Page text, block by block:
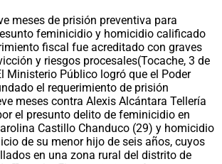
meses de prisión preventiva para
feminicidio y homicidio calificado
fiscal fue acreditado con graves
y riesgos procesales(Tocache, 3 de
Ministerio Público logró que el Poder
el requerimiento de prisión
meses contra Alexis Alcántara Tellería
el presunto delito de feminicidio en
Castillo Chanduco (29) y homicidio
de su menor hijo de seis años, cuyos
en una zona rural del distrito de